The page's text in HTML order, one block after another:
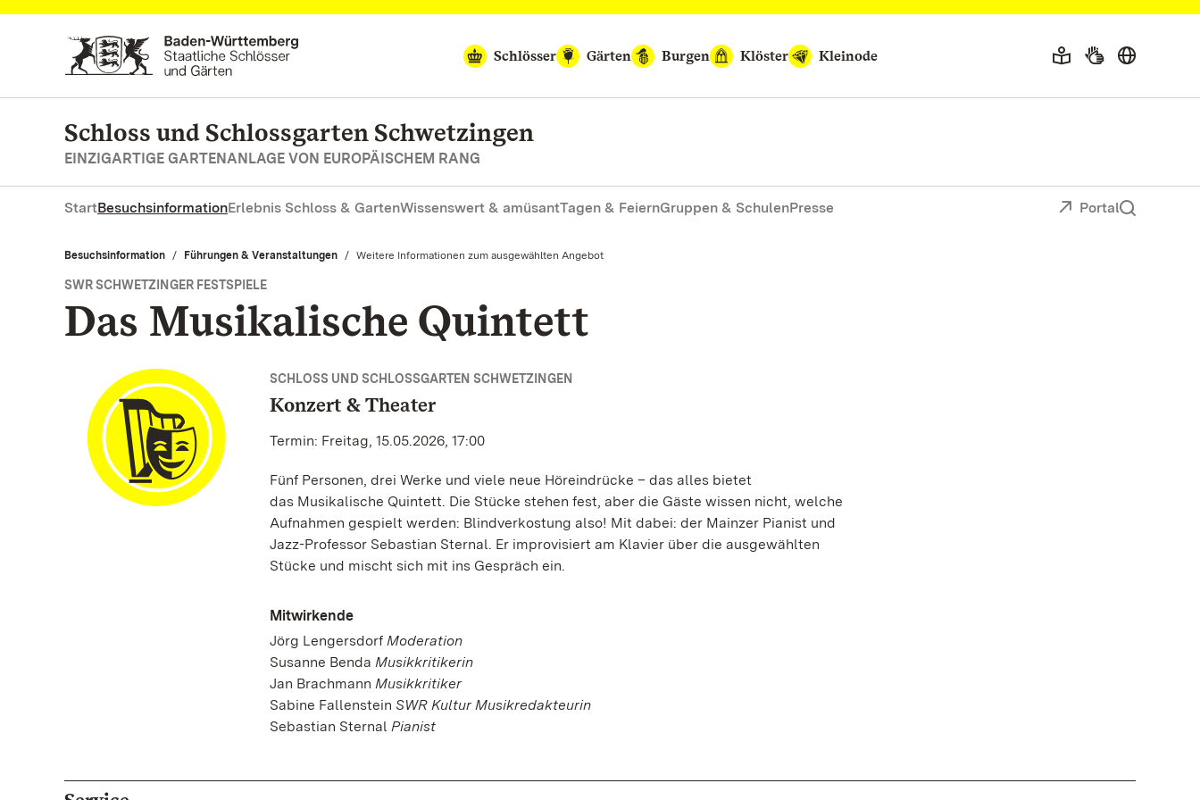
Zum Hauptinhalt springen
Schlösser
Gärten Burgen Klöster Kleinode
Schloss und Schlossgarten Schwetzingen
EINZIGARTIGE GARTENANLAGE VON EUROPÄISCHEM RANG
StartBesuchsinformationErlebnis Schloss & GartenWissenswert & amüsantTagen & FeiernGruppen & SchulenPresse Portal
Besuchsinformation Führungen & Veranstaltungen Aktuell:
Weitere Informationen zum ausgewählten Angebot
SWR SCHWETZINGER FESTSPIELE
Das Musikalische Quintett
SCHLOSS UND SCHLOSSGARTEN SCHWETZINGEN
Konzert & Theater
Termin: Freitag, 15.05.2026, 17:00
Fünf Personen, drei Werke und viele neue Höreindrücke – das alles bietet
das Musikalische Quintett. Die Stücke stehen fest, aber die Gäste wissen nicht, welche
Aufnahmen gespielt werden: Blindverkostung also! Mit dabei: der Mainzer Pianist und
Jazz-Professor Sebastian Sternal. Er improvisiert am Klavier über die ausgewählten
Stücke und mischt sich mit ins Gespräch ein.
Mitwirkende
Jörg Lengersdorf Moderation
Susanne Benda Musikkritikerin
Jan Brachmann Musikkritiker
Sabine Fallenstein SWR Kultur Musikredakteurin
Sebastian Sternal Pianist